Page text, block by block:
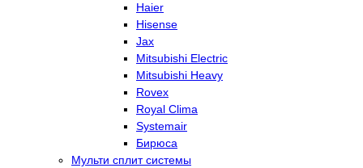
Haier
Hisense
Jax
Mitsubishi Electric
Mitsubishi Heavy
Rovex
Royal Clima
Systemair
Бирюса
Мульти сплит системы